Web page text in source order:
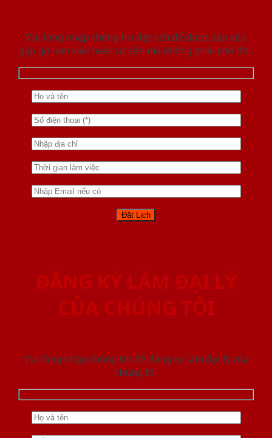
Vui lòng nhập thông tin đặt lịch để được sắp xếp
gặp gỡ làm việc hoăc tư vấn mà không phải chờ đợi.
ĐĂNG KÝ LÀM ĐẠI LÝ
CỦA CHÚNG TÔI
Vui lòng nhập thông tin để đăng ký làm đại lý của
chúng tôi